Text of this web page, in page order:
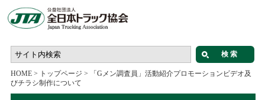
HOME> トップページ >
「Gメン調査員」活動紹介プロモーションビデオ及
びチラシ制作について